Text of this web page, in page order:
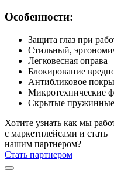
Особенности:
Защита глаз при
Стильный,
Легковесная оправа
Блокирование
Антибликовое
Микротехнические
Скрытые пружинные
Хотите узнать как мы
с маркетплейсами и стать
нашим партнером?
Стать партнером